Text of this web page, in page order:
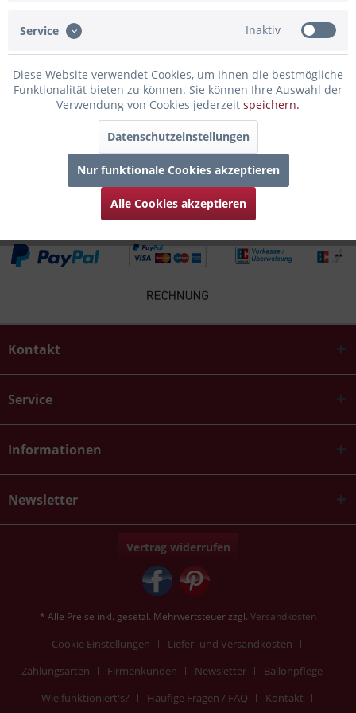
Infos zum Hersteller
Folgende Infos zum Hersteller sind verfübar......mehr
Zubehör 6
Kunden kauften auch
Kunden haben sich ebenfalls angesehen
Kontakt
Service
Informationen
Newsletter
Vertrag widerrufen
* Alle Preise inkl. gesetzl. Mehrwertsteuer zzgl. Versandkosten
Cookie Einstellungen
Liefer- und Versandkosten
Zahlungsarten
Firmenkunden Newsletter
Ballonpflege
Wie funktioniert's?
Häufige Fragen / FAQ Kontakt
Service Inaktiv
Diese Website verwendet Cookies, um Ihnen die bestmögliche
Funktionalität bieten zu können. Sie können Ihre Auswahl der
Verwendung von Cookies jederzeit speichern.
Datenschutzeinstellungen
Nur funktionale Cookies akzeptieren
Alle Cookies akzeptieren